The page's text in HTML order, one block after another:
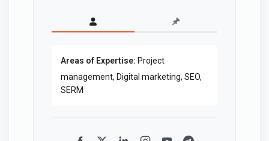
Areas of Expertise: Project
management, Digital marketing, SEO,
SERM